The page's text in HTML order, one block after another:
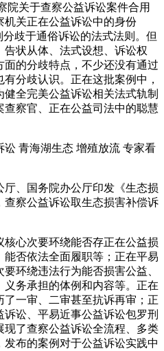
关于查察公益诉讼案件合用
关正在公益诉讼中的身份
歧于通俗诉讼的法式法则。但
状从体、法式设想、诉讼权
的分歧特点，不少还没有通过
分歧认识。正在这批案例中，
全完美公益诉讼相关法式轨制
察官、正在公益司法中的聪慧
青海湖生态 增殖放流 专家看
、国务院办公厅印发《生态损
察公益诉讼取生态损害补偿诉
心次要环绕能否存正在公益损
否依法全面履职等；正在平易
环绕违法行为能否损害公益、
务承担的体例和内容等。正在
一审、二审甚至抗诉再审；正
讼、平易近事公益诉讼包罗刑
了查察公益诉讼全流程、多类
布的案例对于公益诉讼实践中